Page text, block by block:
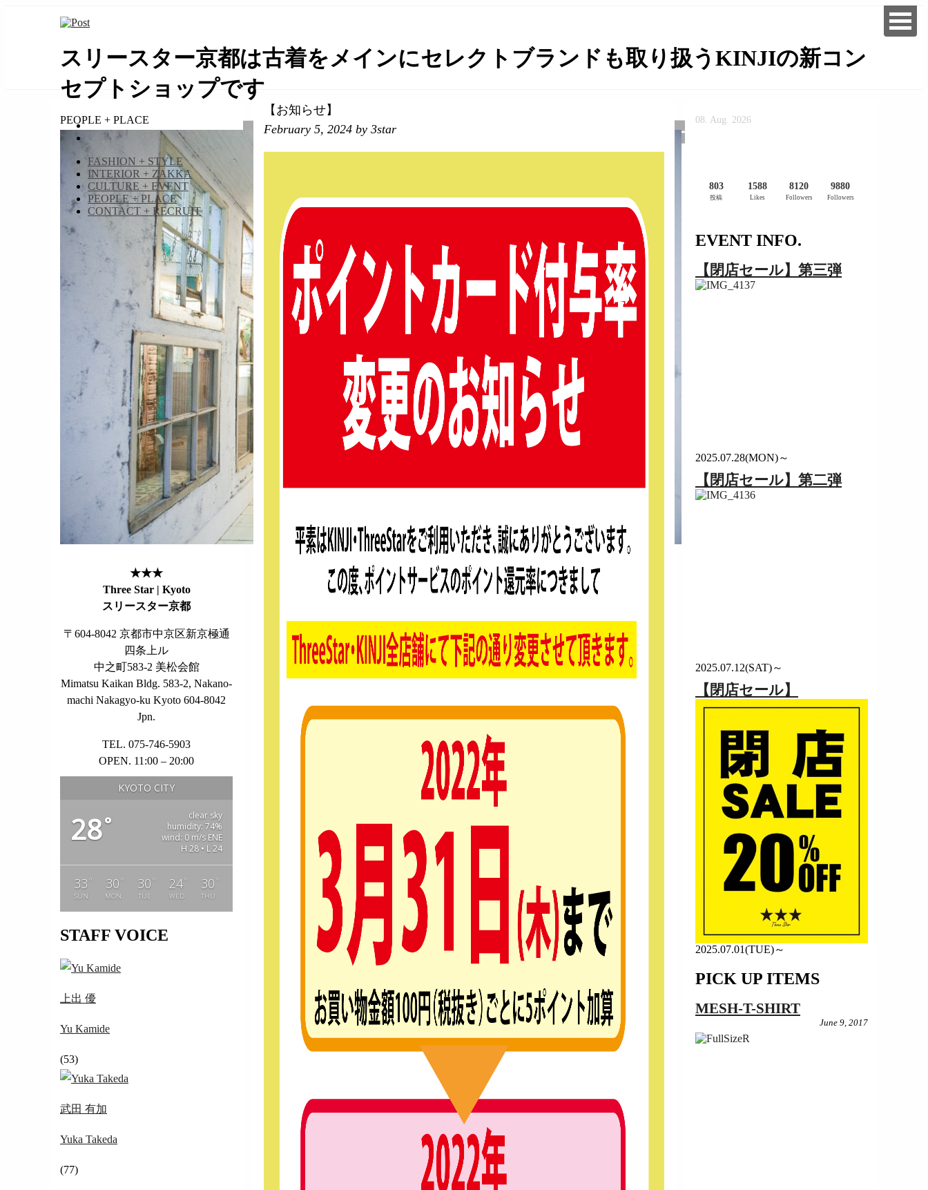
スリースター京都は古着をメインにセレクトブランドも取り扱うKINJIの新コン
セプトショップです
FASHION + STYLE
INTERIOR + ZAKKA
CULTURE + EVENT
PEOPLE + PLACE
CONTACT + RECRUIT
PEOPLE + PLACE
★★★
Three Star | Kyoto
スリースター京都
〒604-8042 京都市中京区新京極通
四条上ル
中之町583-2 美松会館
Mimatsu Kaikan Bldg. 583-2, Nakano-
machi Nakagyo-ku Kyoto 604-8042
Jpn.
TEL. 075-746-5903
OPEN. 11:00 – 20:00
KYOTO CITY
28°
clear sky
humidity: 74%
wind: 0 m/s ENE
H 28 • L 24
33 °
SUN
30 °
MON
30 °
TUE
24°
WED
30 °
THU
STAFF VOICE
上出 優
Yu Kamide
(53)
武田 有加
Yuka Takeda
(77)
【お知らせ】
February 5, 2024 by 3star
08. Aug. 2026
803
投稿
1588
Likes
8120
Followers
9880
Followers
EVENT INFO.
【閉店セール】第三弾
2025.07.28(MON)～
【閉店セール】第二弾
2025.07.12(SAT)～
【閉店セール】
2025.07.01(TUE)～
PICK UP ITEMS
MESH-T-SHIRT
June 9, 2017